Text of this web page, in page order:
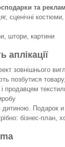
та
сценічні
штори, картини
аплікації
зовнішнього
позбутися
продавцям
дитиною. Подарок
бізнес-план,